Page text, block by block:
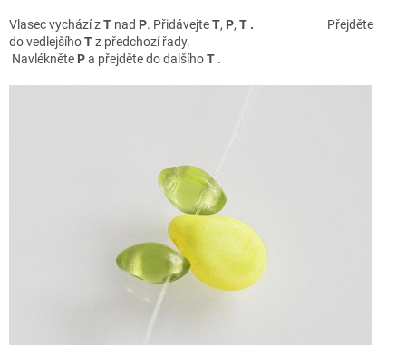
Vlasec vychází zT nad P. PřidávejteT, P, T .
Přejděte
do vedlejšíhoTz předchozí řady.
Navlékněte Pa přejděte do dalšíhoT .